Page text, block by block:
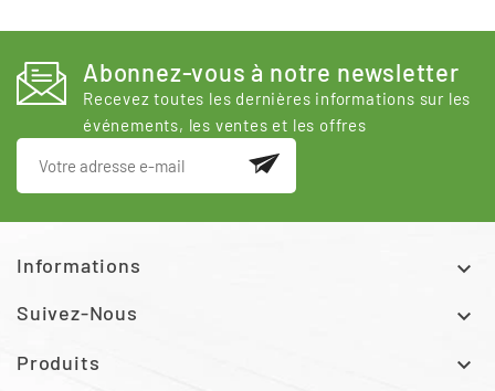
Abonnez-vous à notre newsletter
Recevez toutes les dernières informations sur les
événements, les ventes et les offres
Informations 
Suivez-Nous 
Produits 